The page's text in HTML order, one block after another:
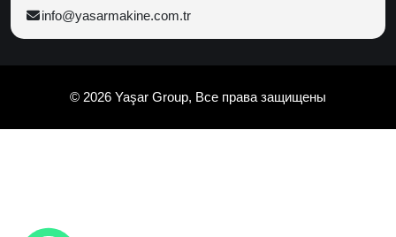
info@yasarmakine.com.tr
© 2026 Yaşar Group, Все права защищены